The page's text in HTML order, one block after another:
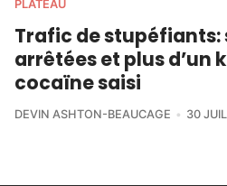
PLATEAU
Trafic de stupéfiants:
arrêtées et plus d’un
cocaïne saisi
DEVIN ASHTON-BEAUCAGE 30